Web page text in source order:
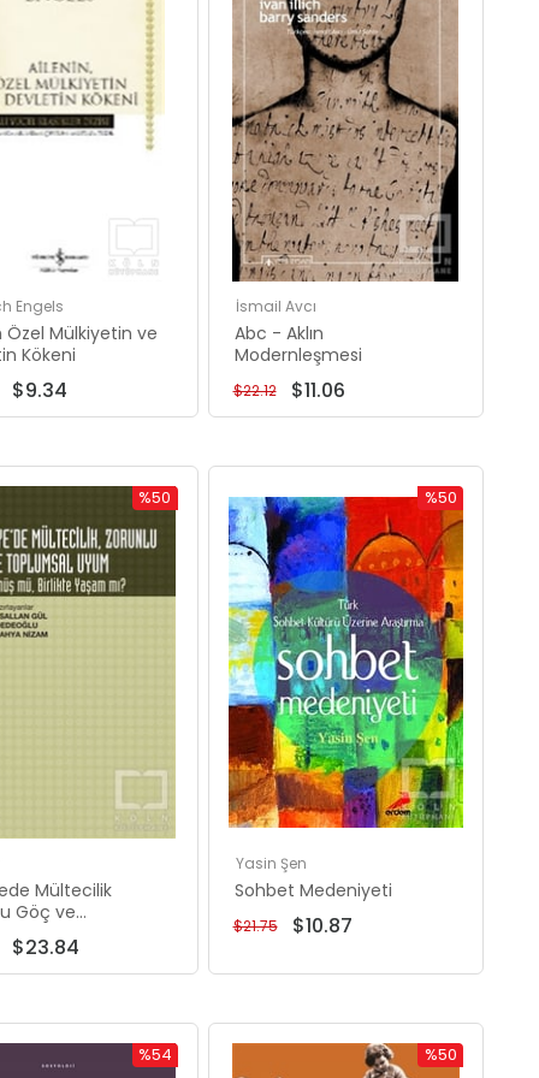
Engels
Özel Mülkiyetin ve
Kökeni
$9.34
İsmail Avcı
Abc - Aklın
Modernleşmesi
$11.06
$22.12
Mültecilik
Göç ve
Uyum - Geri
Birlikte Yaşam
$23.84
%50
%50İndirim
Yasin Şen
Sohbet Medeniyeti
$10.87
$21.75
%50
İndirim
%50İndirim
%54
%50